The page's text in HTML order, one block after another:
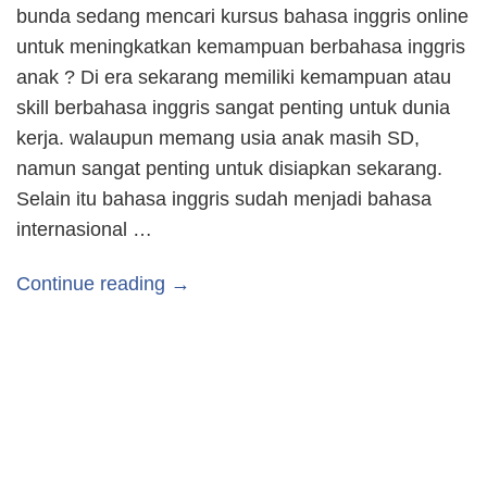
bunda sedang mencari kursus bahasa inggris online
untuk meningkatkan kemampuan berbahasa inggris
anak ? Di era sekarang memiliki kemampuan atau
skill berbahasa inggris sangat penting untuk dunia
kerja. walaupun memang usia anak masih SD,
namun sangat penting untuk disiapkan sekarang.
Selain itu bahasa inggris sudah menjadi bahasa
internasional …
Continue reading →